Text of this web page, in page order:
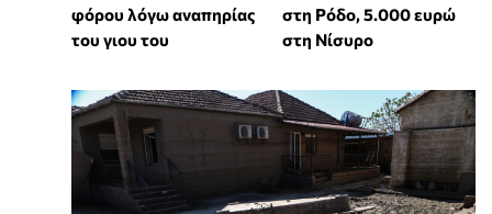
φόρου λόγω αναπηρίας
του γιου του
στη Ρόδο, 5.000 ευρώ
στη Νίσυρο